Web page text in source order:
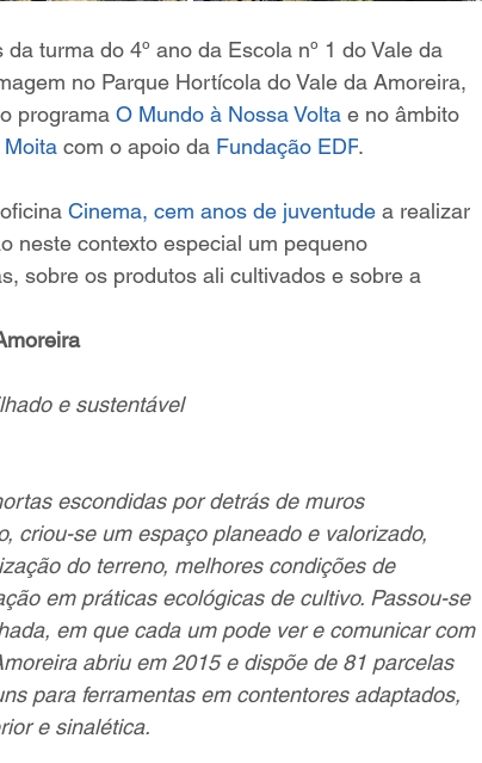
turma do 4º ano da Escola nº 1 do Vale da
no Parque Hortícola do Vale da Amoreira,
programa O Mundo à Nossa Volta e no âmbito
com o apoio da Fundação EDP.
Cinema, cem anos de juventude a realizar
neste contexto especial um pequeno
sobre os produtos ali cultivados e sobre a
e sustentável
escondidas por detrás de muros
criou-se um espaço planeado e valorizado,
do terreno, melhores condições de
em práticas ecológicas de cultivo. Passou-se
em que cada um pode ver e comunicar com
abriu em 2015 e dispõe de 81 parcelas
para ferramentas em contentores adaptados,
e sinalética.